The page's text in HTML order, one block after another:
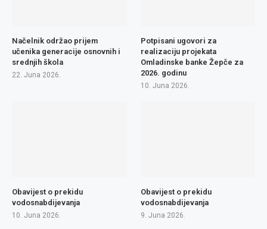
Načelnik održao prijem
učenika generacije osnovnih i
srednjih škola
22. Juna 2026.
Potpisani ugovori za
realizaciju projekata
Omladinske banke Žepče za
2026. godinu
10. Juna 2026.
Obavijest o prekidu
vodosnabdijevanja
10. Juna 2026.
Obavijest o prekidu
vodosnabdijevanja
9. Juna 2026.